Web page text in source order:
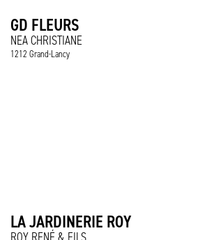
GD FLEURS
NEA CHRISTIANE
1212 Grand-Lancy
LA JARDINERIE ROY